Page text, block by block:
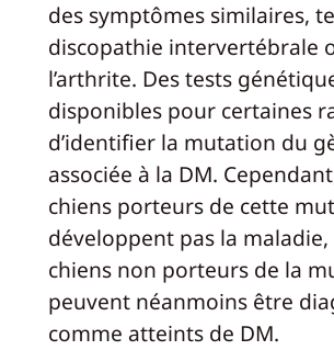
des symptômes similaires,
discopathie intervertébrale
l’arthrite. Des tests
disponibles pour certaines
d’identifier la mutation du
associée à la DM.
chiens porteurs de cette
développent pas la
chiens non porteurs de la
peuvent néanmoins être
comme atteints de DM.